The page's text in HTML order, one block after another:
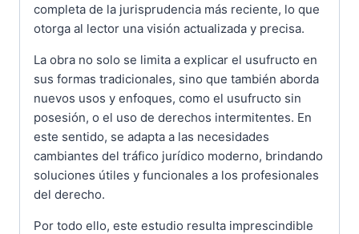
completa de la jurisprudencia más reciente, lo que
otorga al lector una visión actualizada y precisa.
La obra no solo se limita a explicar el usufructo en
sus formas tradicionales, sino que también aborda
nuevos usos y enfoques, como el usufructo sin
posesión, o el uso de derechos intermitentes. En
este sentido, se adapta a las necesidades
cambiantes del tráfico jurídico moderno, brindando
soluciones útiles y funcionales a los profesionales
del derecho.
Por todo ello, este estudio resulta imprescindible